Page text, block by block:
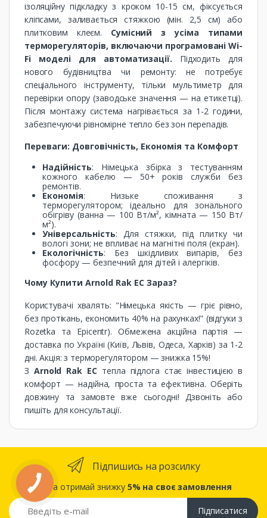
ізоляційну підкладку з кроком 10-15 см, фіксується
кліпсами, заливається стяжкою (мін. 2,5 см) або
плитковим клеєм. Сумісний з усіма типами
терморегуляторів, включаючи програмовані Wi-
Fi моделі для автоматизації. Підходить для
нового будівництва чи ремонту: не потребує
спеціального інструменту, тільки мультиметр для
перевірки опору (заводське значення — на етикетці).
Після монтажу система нагрівається за 1-2 години,
забезпечуючи рівномірне тепло без зон перепадів.
Переваги: Довговічність, Економія та Комфорт
Надійність: Німецька збірка з тестуванням
кожного кабелю — 50+ років служби без
ремонтів.
Економія: Низьке споживання з
терморегулятором; ідеально для зонального
обігріву (ванна — 100 Вт/м², кімната — 150 Вт/
м²).
Універсальність: Для стяжки, під плитку чи
вологі зони; не впливає на магнітні поля (екран).
Екологічність: Без шкідливих випарів, без
фосфору — безпечний для дітей і алергіків.
Чому Купити Arnold Rak EC Зараз?
Користувачі хвалять: "Німецька якість — гріє рівно,
без протікань, економить 40% на рахунках!" (відгуки з
Rozetka та Epicentr). Обмежена акційна партія —
доставка по Україні (Київ, Львів, Одеса, Харків) за 1-2
дні. Акція: з терморегулятором — знижка 15%!
ЗArnold Rak ECтепла підлога стає інвестицією в
комфорт — надійна, проста та ефективна. Оберіть
довжину та замовте вже сьогодні! Дзвоніть або
пишіть для консультації.
Підпишись на розсилку
... та отримай знижку 5% на своє замовлення
Підписатися